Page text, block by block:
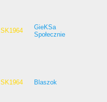
SK1964
GieKSa
Społecznie
SK1964 Blaszok